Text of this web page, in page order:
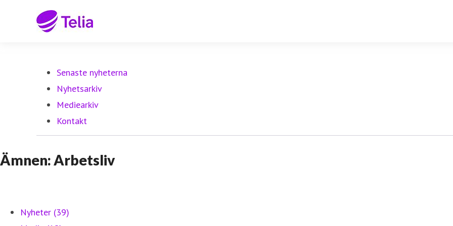
Senaste nyheterna
Nyhetsarkiv
Mediearkiv
Kontakt
Ämnen: Arbetsliv
Nyheter (39)